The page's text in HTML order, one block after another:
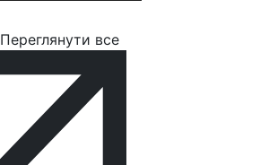
Переглянути все